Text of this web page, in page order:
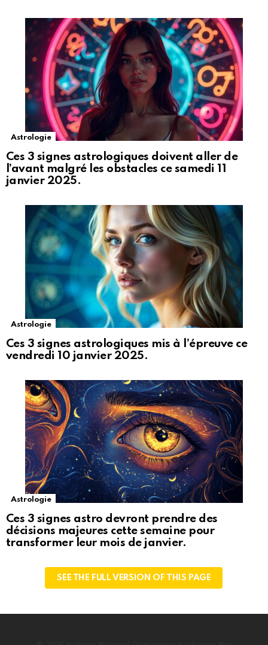
Astrologie
Ces 3 signes astrologiques doivent aller de
l’avant malgré les obstacles ce samedi 11
janvier 2025.
Astrologie
Ces 3 signes astrologiques mis à l’épreuve ce
vendredi 10 janvier 2025.
Astrologie
Ces 3 signes astro devront prendre des
décisions majeures cette semaine pour
transformer leur mois de janvier.
SEE THE FULL VERSION OF THIS PAGE